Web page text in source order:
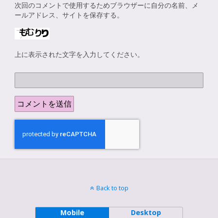
次回のコメントで使用するためブラウザーに自分の名前、メ
ールアドレス、サイトを保存する。
上に表示された文字を入力してください。
Back to top
Mobile Desktop